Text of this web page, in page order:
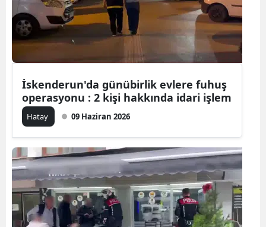
İskenderun'da günübirlik evlere fuhuş
operasyonu : 2 kişi hakkında idari işlem
Hatay 09 Haziran 2026